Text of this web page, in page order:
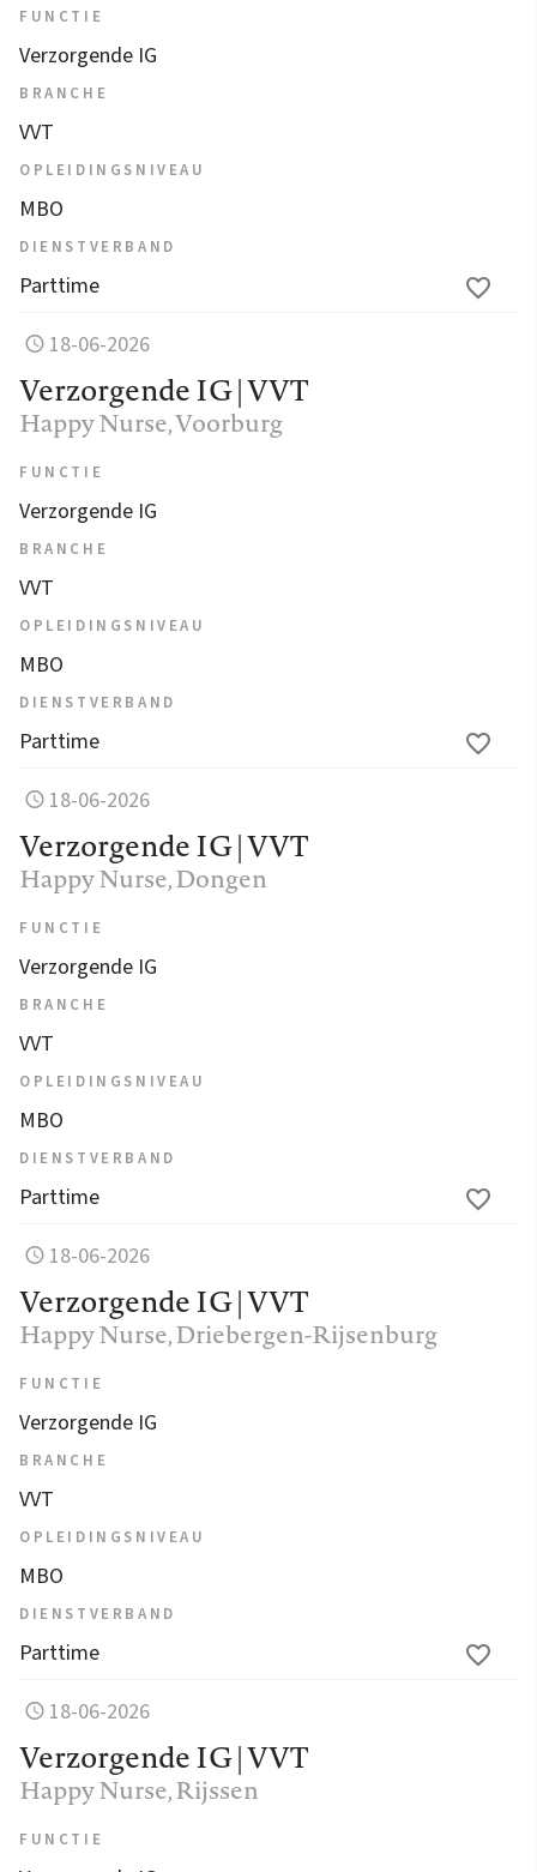
FUNCTIE
Verzorgende IG
BRANCHE
VVT
OPLEIDINGSNIVEAU
MBO
DIENSTVERBAND
Parttime
18-06-2026
Verzorgende IG | VVT
Happy Nurse, Voorburg
FUNCTIE
Verzorgende IG
BRANCHE
VVT
OPLEIDINGSNIVEAU
MBO
DIENSTVERBAND
Parttime
18-06-2026
Verzorgende IG | VVT
Happy Nurse, Dongen
FUNCTIE
Verzorgende IG
BRANCHE
VVT
OPLEIDINGSNIVEAU
MBO
DIENSTVERBAND
Parttime
18-06-2026
Verzorgende IG | VVT
Happy Nurse, Driebergen-Rijsenburg
FUNCTIE
Verzorgende IG
BRANCHE
VVT
OPLEIDINGSNIVEAU
MBO
DIENSTVERBAND
Parttime
18-06-2026
Verzorgende IG | VVT
Happy Nurse, Rijssen
FUNCTIE